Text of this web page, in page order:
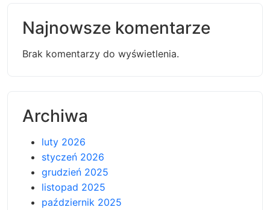
Najnowsze komentarze
Brak komentarzy do wyświetlenia.
Archiwa
luty 2026
styczeń 2026
grudzień 2025
listopad 2025
październik 2025